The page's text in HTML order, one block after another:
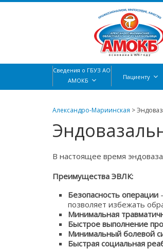
Сведения о ГБУЗ АО
АМОКБ
Пациенту
Александро-Мариинская >
В настоящее время
Преимущества ЭВЛК:
Безопасность операции
позволяет избежать
Минимальная
Быстрое выполнение
Минимальный болевой
Быстрая социальная